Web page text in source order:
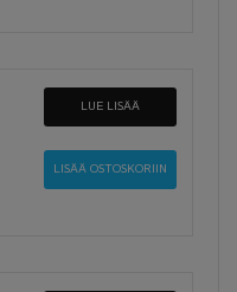
LUE LISÄÄ